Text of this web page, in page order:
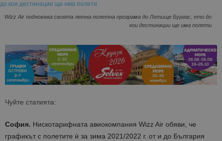
Wizz Air подновява своята лятна полетна програма до Летище Бургас, ето до
кои дестинации ще има полети
Чуйте статията:
София. Нискотарифната авиокомпания Wizz Air обяви, че
графикът с полетите ѝ за зима 2021/2022 г. от и до България